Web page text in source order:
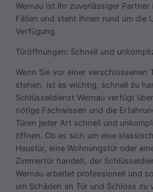
Wernau ist Ihr zuverlässiger Partner
Fällen und steht Ihnen rund um die
Verfügung.
Türöffnungen: Schnell und
Wenn Sie vor einer verschlossenen
stehen, ist es wichtig, schnell zu
Schlüsseldienst Wernau verfügt
nötige Fachwissen und die
Türen jeder Art schnell und
öffnen. Ob es sich um eine
Haustür, eine Wohnungstür oder
Zimmertür handelt, der
Wernau arbeitet professionell und
um Schäden an Tür und Schloss zu